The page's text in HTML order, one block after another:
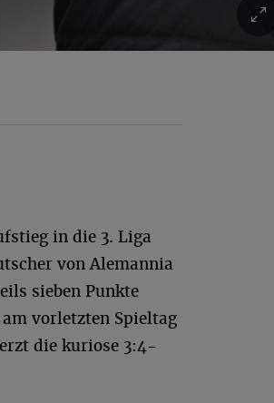
in die 3. Liga
von Alemannia
sieben Punkte
vorletzten Spieltag
die kuriose 3:4-